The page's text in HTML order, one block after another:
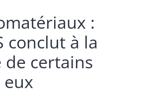
:
conclut à la
certains
eux